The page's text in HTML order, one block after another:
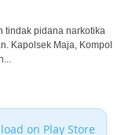
tindak pidana narkotika
Kapolsek Maja, Kompol